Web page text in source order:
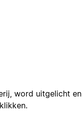
word uitgelicht en